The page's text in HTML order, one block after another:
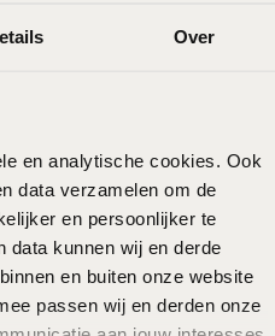
Over
en analytische cookies. Ook
data verzamelen om de
en persoonlijker te
data kunnen wij en derde
en buiten onze website
passen wij en derden onze
7AEG CASIO
59 90